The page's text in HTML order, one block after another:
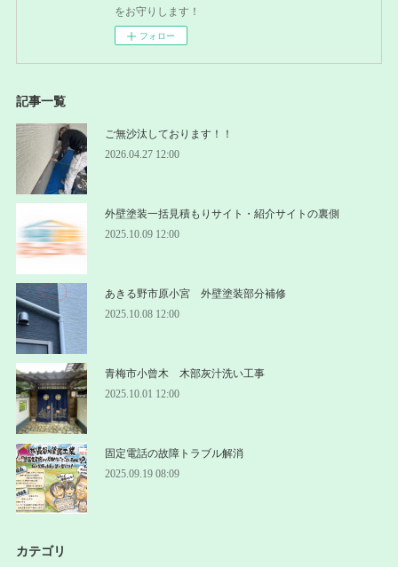
をお守りします！
フォロー
記事一覧
ご無沙汰しております！！
2026.04.27 12:00
外壁塗装一括見積もりサイト・紹介サイトの裏側
2025.10.09 12:00
あきる野市原小宮 外壁塗装部分補修
2025.10.08 12:00
青梅市小曾木 木部灰汁洗い工事
2025.10.01 12:00
固定電話の故障トラブル解消
2025.09.19 08:09
カテゴリ